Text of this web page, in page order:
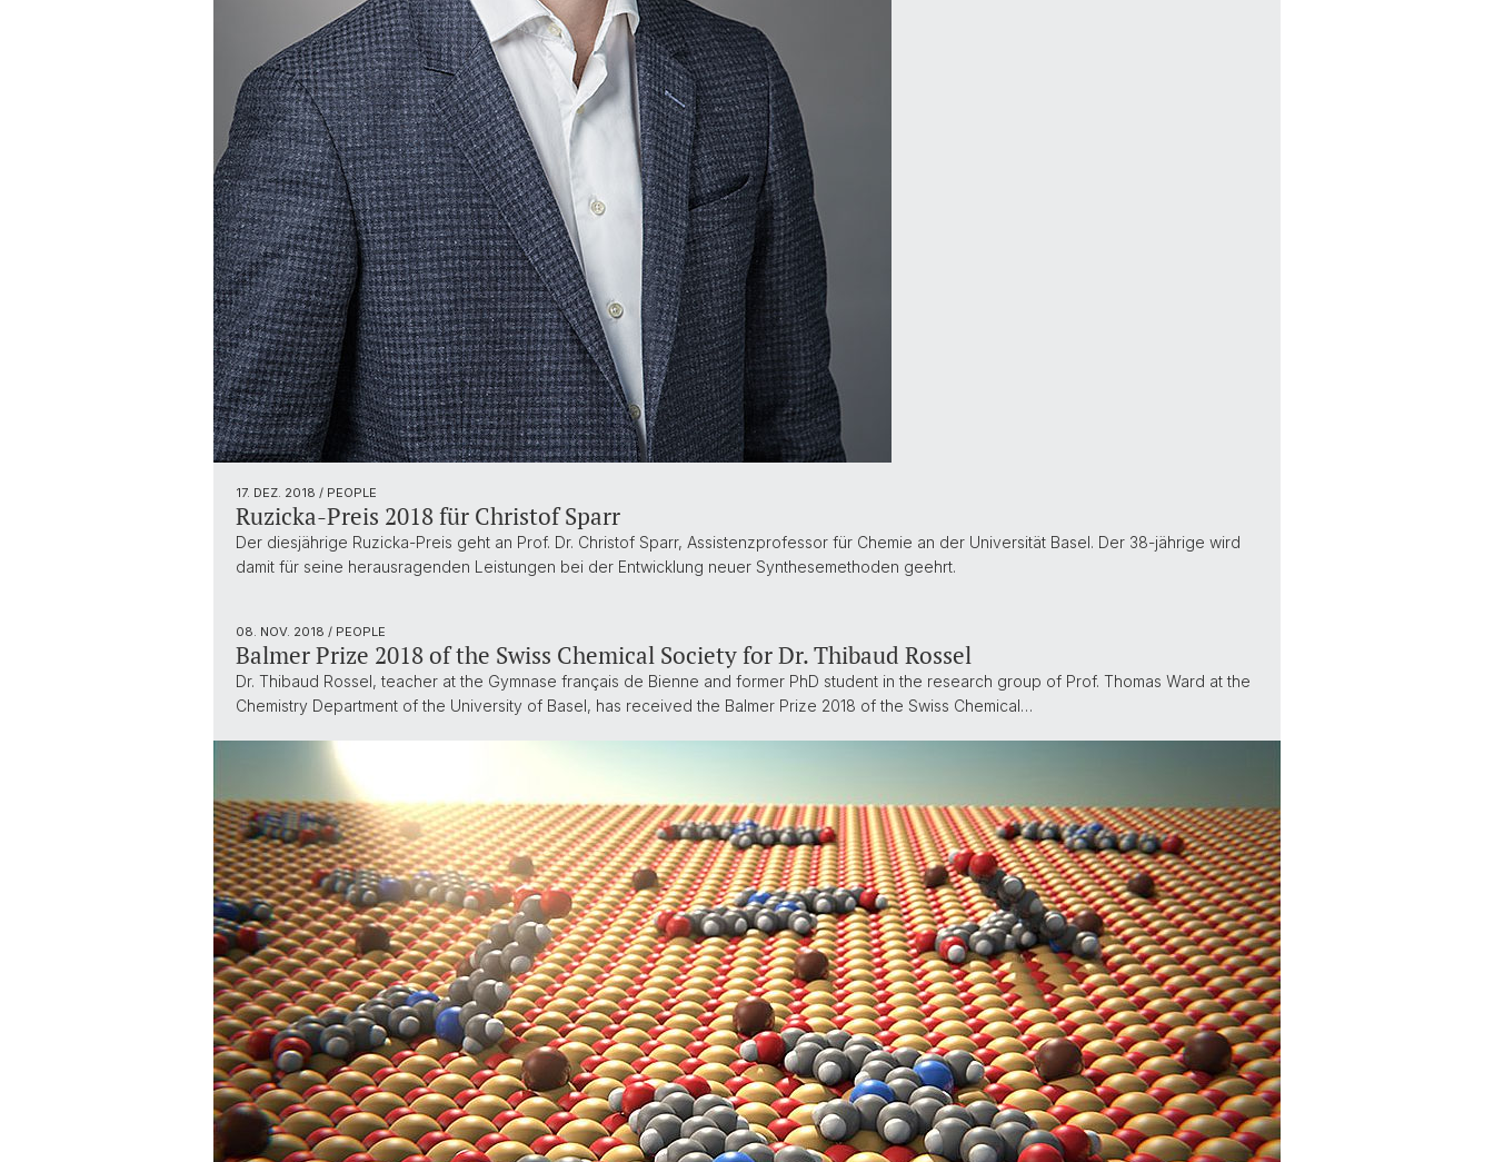
17. DEZ. 2018 / PEOPLE
Ruzicka-Preis 2018 für Christof Sparr
Der diesjährige Ruzicka-Preis geht an Prof. Dr. Christof Sparr, Assistenzprofessor für Chemie an der Universität Basel. Der 38-jährige wird
damit für seine herausragenden Leistungen bei der Entwicklung neuer Synthesemethoden geehrt.
08. NOV. 2018 / PEOPLE
Balmer Prize 2018 of the Swiss Chemical Society for Dr. Thibaud Rossel
Dr. Thibaud Rossel, teacher at the Gymnase français de Bienne and former PhD student in the research group of Prof. Thomas Ward at the
Chemistry Department of the University of Basel, has received the Balmer Prize 2018 of the Swiss Chemical…